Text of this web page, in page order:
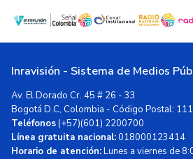
Inravisión - Sistema de Medios
Av. El Dorado Cr. 45 # 26 - 33
Bogotá D.C, Colombia - Código Postal:
Teléfonos(+57)(601) 2200700
Línea gratuita nacional:018000123414
Horario de atención:Lunes a viernes de